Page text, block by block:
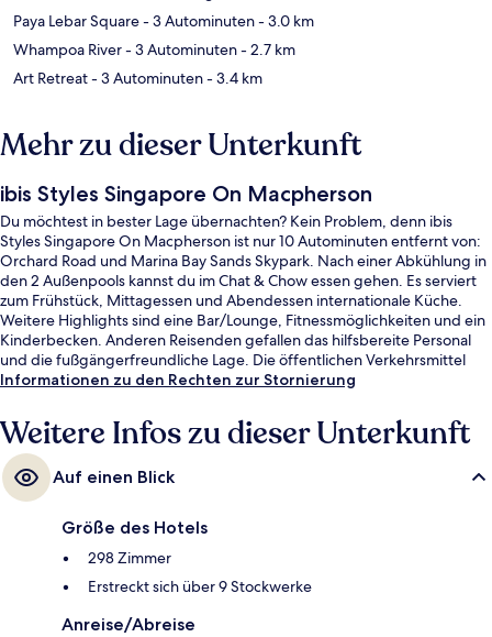
Paya Lebar Square- 3 Autominuten- 3.0 km
Whampoa River- 3 Autominuten- 2.7 km
Art Retreat- 3 Autominuten- 3.4 km
Mehr zu dieser Unterkunft
ibis Styles Singapore On Macpherson
Du möchtest in bester Lage übernachten? Kein Problem, denn ibis
Styles Singapore On Macpherson ist nur 10 Autominuten entfernt von:
Orchard Road und Marina Bay Sands Skypark. Nach einer Abkühlung in
den 2 Außenpools kannst du im Chat & Chow essen gehen. Es serviert
zum Frühstück, Mittagessen und Abendessen internationale Küche.
Weitere Highlights sind eine Bar/Lounge, Fitnessmöglichkeiten und ein
Kinderbecken. Anderen Reisenden gefallen das hilfsbereite Personal
und die fußgängerfreundliche Lage. Die öffentlichen Verkehrsmittel
sind nur einen kurzen Fußmarsch entfernt: Zur Station Mattar sind es 11
Informationen zu den Rechten zur Stornierung
Weitere Infos zu dieser Unterkunft
Auf einen Blick
Größe des Hotels
298 Zimmer
Erstreckt sich über 9 Stockwerke
Anreise/Abreise